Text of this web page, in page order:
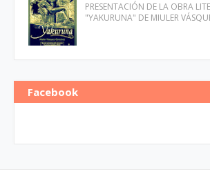
PRESENTACIÓN DE LA OBRA
"YAKURUNA" DE MIULER
Facebook